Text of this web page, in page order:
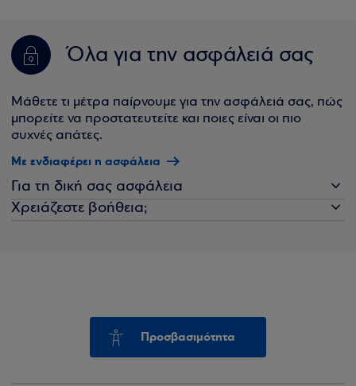
Όλα για την ασφάλειά σας
Μάθετε τι μέτρα παίρνουμε για την ασφάλειά σας, πώς
μπορείτε να προστατευτείτε και ποιες είναι οι πιο
συχνές απάτες.
Με ενδιαφέρει η ασφάλεια
Για τη δική σας ασφάλεια
Χρειάζεστε βοήθεια;
Προσβασιμότητα